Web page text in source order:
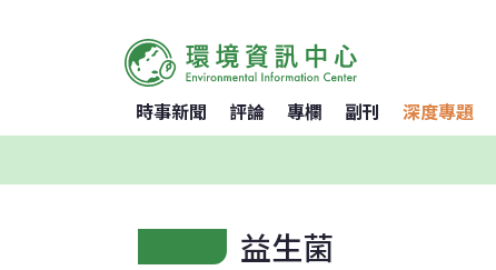
時事新聞 評論 專欄 副刊 深度專題
益生菌